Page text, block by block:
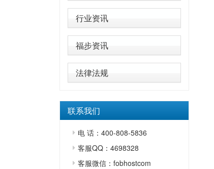
行业资讯
福步资讯
法律法规
联系我们
电 话：400-808-5836
客服QQ：4698328
客服微信：fobhostcom